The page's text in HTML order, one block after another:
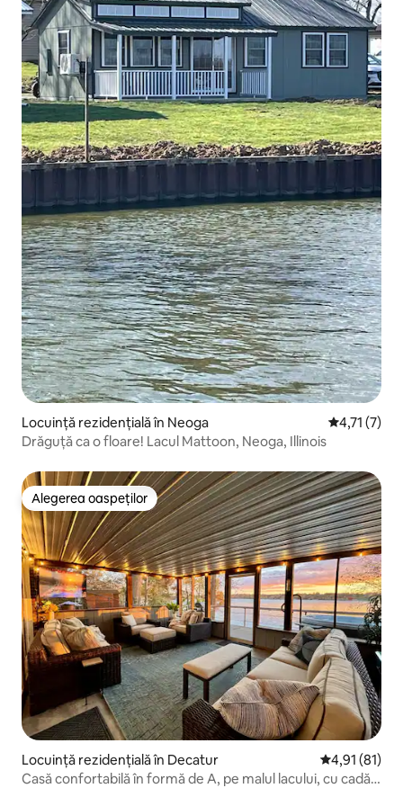
Locuință rezidențială în Neoga Scor mediu
4,71 (7)
Drăguță ca o floare! Lacul Mattoon, Neoga, Illinois
Alegerea oaspeților
Alegerea oaspeților
Locuință rezidențială în Decatur Scor mediu
4,91 (81)
Casă confortabilă în formă de A, pe malul lacului, cu cadă